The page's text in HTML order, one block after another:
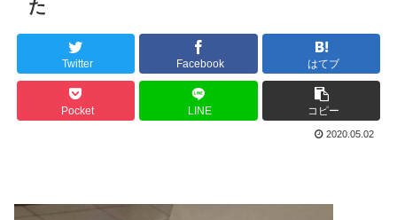
た
Twitter Facebook はてブ
Pocket LINE コピー
2020.05.02